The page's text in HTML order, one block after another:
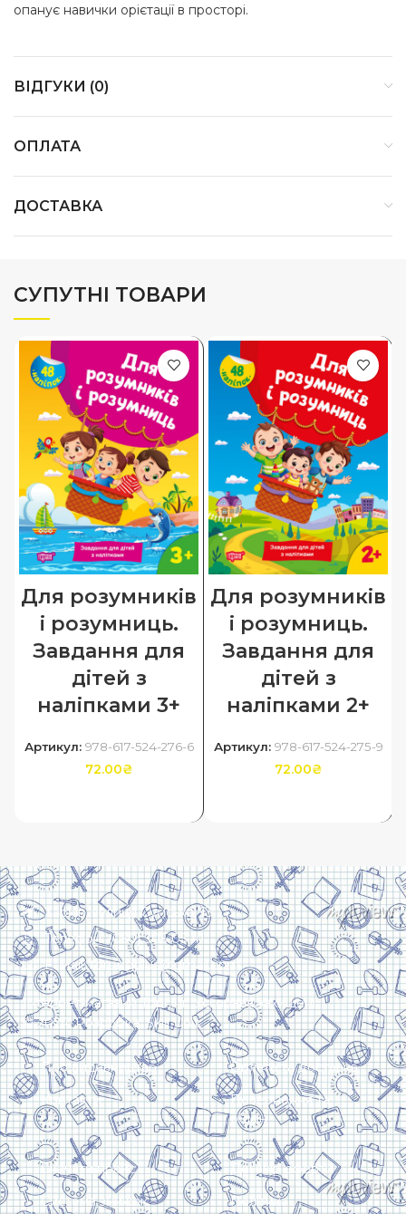
опанує навички орієтації в просторі.
ВІДГУКИ (0)
ОПЛАТА
ДОСТАВКА
СУПУТНІ ТОВАРИ
Для розумників
і розумниць.
Завдання для
дітей з
наліпками 3+
Артикул: 978-617-524-276-6
72.00₴
Для розумників
і розумниць.
Завдання для
дітей з
наліпками 2+
Артикул: 978-617-524-275-9
72.00₴
Харків, вулиця Сумська, 13
Телефон: (050) 305-05-41
E-Mail: torsingplus@gmail.com
Інтернет-магазин Торсінг. Усі права захищені
© 2024. Розробка:Skill Unit
Про видавництво
Контакти
Оплата та доставка
Повернення та
обмін
Скачати прайс
Система знижок
Договір оферти
Політика